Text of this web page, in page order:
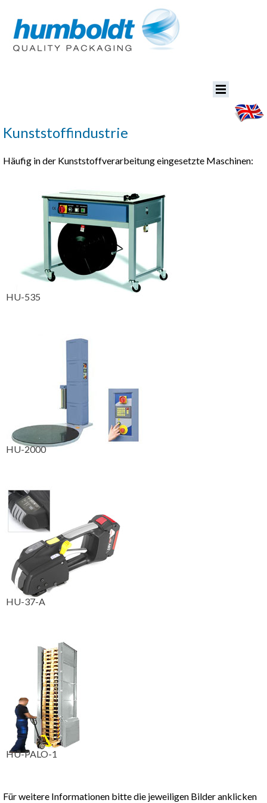
Kunststoffindustrie
Häufig in der Kunststoffverarbeitung eingesetzte Maschinen:
HU-535
HU-2000
HU-37-A
HU-PALO-1
Für weitere Informationen bitte die jeweiligen Bilder anklicken